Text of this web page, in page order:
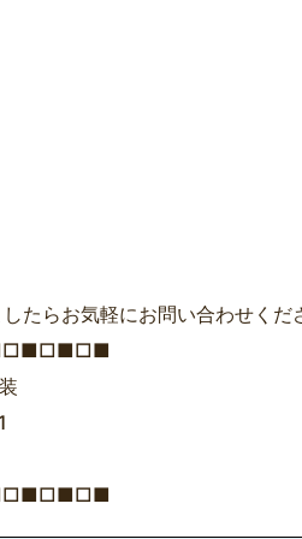
たらお気軽にお問い合わせくだ